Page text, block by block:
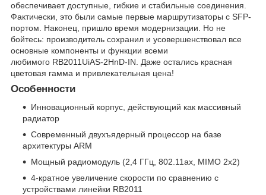
обеспечивает доступные, гибкие и стабильные соединения.
Фактически, это были самые первые маршрутизаторы с SFP-
портом. Наконец, пришло время модернизации. Но не
бойтесь: производитель сохранил и усовершенствовал все
основные компоненты и функции всеми
любимого RB2011UiAS-2HnD-IN. Даже остались красная
цветовая гамма и привлекательная цена!
Особенности
Инновационный корпус, действующий как массивный
радиатор
Современный двухъядерный процессор на базе
архитектуры ARM
Мощный радиомодуль (2,4 ГГц, 802.11ax, MIMO 2x2)
4-кратное увеличение скорости по сравнению с
устройствами линейки RB2011